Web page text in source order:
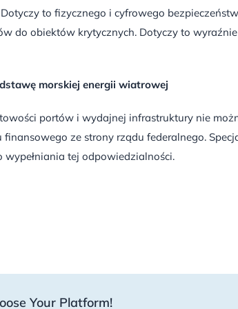
to fizycznego i cyfrowego
do obiektów krytycznych. Dotyczy to
morskiej energii wiatrowej
portów i wydajnej infrastruktury nie
finansowego ze strony rządu federalnego.
tej odpowiedzialności.
Your Platform!